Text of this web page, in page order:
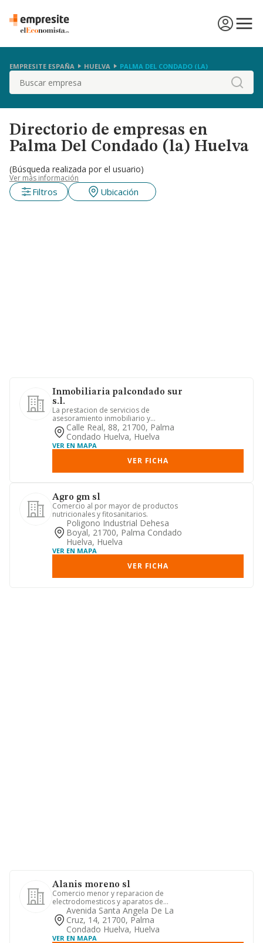
EMPRESITE ESPAÑA HUELVA PALMA DEL CONDADO (LA)
Buscar
Directorio de empresas en
Palma Del Condado (la) Huelva
(Búsqueda realizada por el usuario)
Ver más información
Filtros Ubicación
Inmobiliaria palcondado sur
s.l.
La prestacion de servicios de
asesoramiento inmobiliario y
financiero a empresas y particulares,
en...
Calle Real, 88, 21700, Palma
Condado Huelva, Huelva
VER EN MAPA
VER FICHA
Agro gm sl
Comercio al por mayor de productos
nutricionales y fitosanitarios.
Poligono Industrial Dehesa
Boyal, 21700, Palma Condado
Huelva, Huelva
VER EN MAPA
VER FICHA
Alanis moreno sl
Comercio menor y reparacion de
electrodomesticos y aparatos de
imagen y sonido de todo tipo.
comerc...
Avenida Santa Angela De La
Cruz, 14, 21700, Palma
Condado Huelva, Huelva
VER EN MAPA